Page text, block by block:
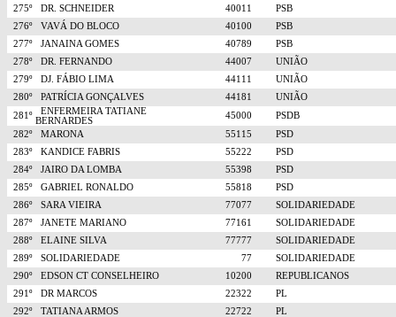
275º
DR. SCHNEIDER 40011
PSB
276º
VAVÁ DO BLOCO 40100
PSB
277º
JANAINA GOMES 40789
PSB
278º
DR. FERNANDO 44007
UNIÃO
279º
DJ. FÁBIO LIMA 44111
UNIÃO
280º
PATRÍCIA GONÇALVES 44181
UNIÃO
281º
ENFERMEIRA TATIANE
BERNARDES
45000
PSDB
282º
MARONA 55115
PSD
283º
KANDICE FABRIS 55222
PSD
284º
JAIRO DA LOMBA 55398
PSD
285º
GABRIEL RONALDO 55818
PSD
286º
SARA VIEIRA 77077
SOLIDARIEDADE
287º
JANETE MARIANO 77161
SOLIDARIEDADE
288º
ELAINE SILVA 77777
SOLIDARIEDADE
289º
SOLIDARIEDADE 77
SOLIDARIEDADE
290º
EDSON CT CONSELHEIRO 10200
REPUBLICANOS
291º
DR MARCOS 22322
PL
292º
TATIANA ARMOS 22722
PL